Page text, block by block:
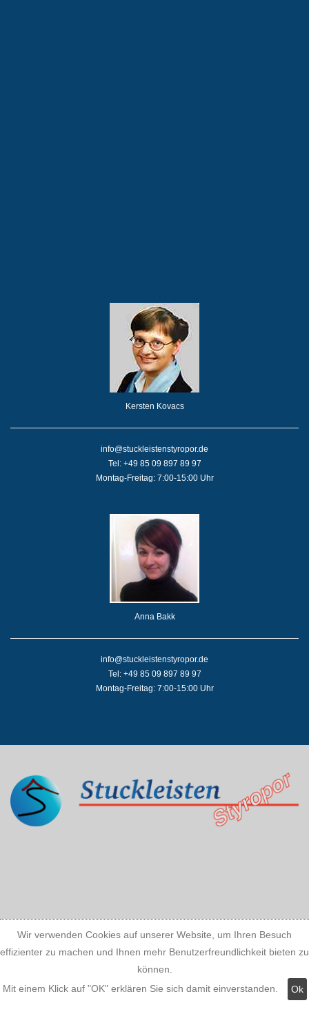
Kersten Kovacs
info@stuckleistenstyropor.de
Tel: +49 85 09 897 89 97
Montag-Freitag: 7:00-15:00 Uhr
Anna Bakk
info@stuckleistenstyropor.de
Tel: +49 85 09 897 89 97
Montag-Freitag: 7:00-15:00 Uhr
Wir verwenden Cookies auf unserer Website, um Ihren Besuch
effizienter zu machen und Ihnen mehr Benutzerfreundlichkeit bieten zu
können.
Mit einem Klick auf "OK" erklären Sie sich damit einverstanden.
Ok